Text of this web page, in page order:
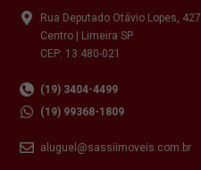
Rua Deputado Otávio Lopes, 427
Centro | Limeira SP
CEP: 13.480-021
(19) 3404-4499
(19) 99368-1809
aluguel@sassiimoveis.com.br